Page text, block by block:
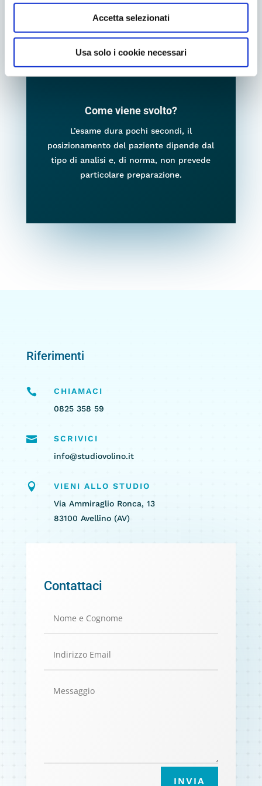
Accetta selezionati
Usa solo i cookie necessari
Quando farla?
patologie o per il monitoraggio di svariate
Come viene svolto?
L’esame dura pochi secondi, il
posizionamento del paziente dipende dal
tipo di analisi e, di norma, non prevede
particolare preparazione.
Riferimenti

CHIAMACI
0825 358 59

SCRIVICI
info@studiovolino.it

VIENI ALLO STUDIO
Via Ammiraglio Ronca, 13
83100 Avellino (AV)
Contattaci
INVIA